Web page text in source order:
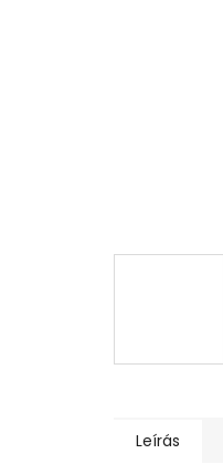
Leírás